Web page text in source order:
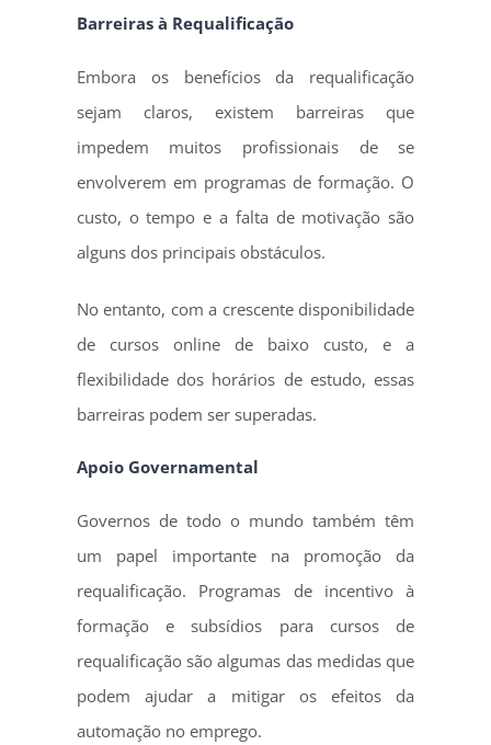
Barreiras à Requalificação
Embora os benefícios da requalificação
sejam claros, existem barreiras que
impedem muitos profissionais de se
envolverem em programas de formação. O
custo, o tempo e a falta de motivação são
alguns dos principais obstáculos.
No entanto, com a crescente disponibilidade
de cursos online de baixo custo, e a
flexibilidade dos horários de estudo, essas
barreiras podem ser superadas.
Apoio Governamental
Governos de todo o mundo também têm
um papel importante na promoção da
requalificação. Programas de incentivo à
formação e subsídios para cursos de
requalificação são algumas das medidas que
podem ajudar a mitigar os efeitos da
automação no emprego.